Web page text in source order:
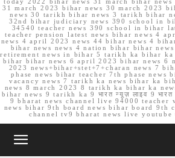
31 march 2023 bihar news 30 march 2023
news 30 tarikh bihar news 3 tarikh bihar
32nd bihar judiciary news 390 school in
34540 teacher news 390 school in bihar
teacher pension latest news bihar news 4
news 4 april 2023 news 44 bihar news 4
bihar news news 4 nation bihar bihar
retirement news in bihar 5 tarikh ka bihar ka
bihar bihar news 6 april 2023 bihar news 6
2023 news+bihar+stet+7+charan news 7
phase news bihar teacher 7th phase news
vacancy news 7 tarikh ka news bihar ka
news 8 march 2023 8 tarikh ka bihar ka
bihar news 9 tarikh ka 9 भारत न्यूज़ लाइव 9
9 bharat news channel live 94000 teacher
news bihar 9th board news bihar board 9th
channel tv9 bharat news live youtube